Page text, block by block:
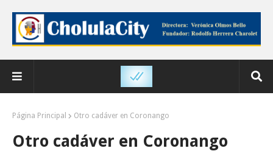
Página Principal Otro cadáver en Coronango
Otro cadáver en Coronango